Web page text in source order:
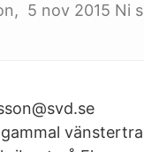
5 nov 2015 Ni